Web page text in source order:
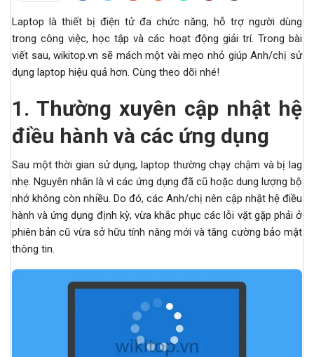
Laptop là thiết bị điện tử đa chức năng, hỗ trợ người dùng
trong công việc, học tập và các hoạt động giải trí. Trong bài
viết sau, wikitop.vn sẽ mách một vài mẹo nhỏ giúp Anh/chị sử
dụng laptop hiệu quả hơn. Cùng theo dõi nhé!
1. Thường xuyên cập nhật hệ
điều hành và các ứng dụng
Sau một thời gian sử dụng, laptop thường chạy chậm và bị lag
nhẹ. Nguyên nhân là vì các ứng dụng đã cũ hoặc dung lượng bộ
nhớ không còn nhiều. Do đó, các Anh/chị nên cập nhật hệ điều
hành và ứng dụng định kỳ, vừa khắc phục các lỗi vặt gặp phải ở
phiên bản cũ vừa sở hữu tính năng mới và tăng cường bảo mật
thông tin.